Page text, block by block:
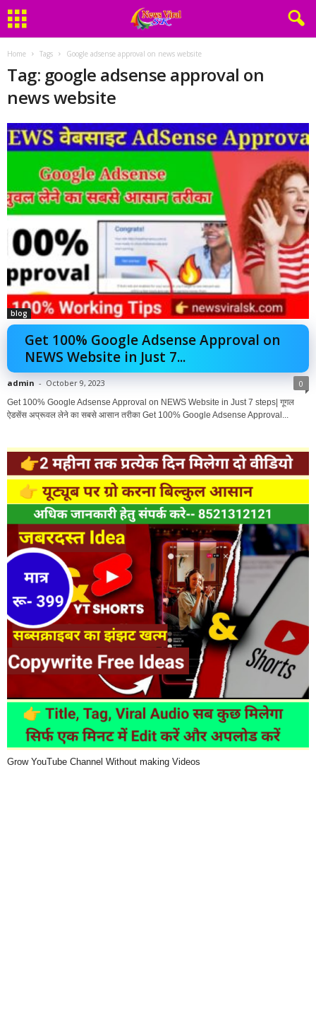
Home Tags Google adsense approval on news website
Tag: google adsense approval on
news website
blog
Get 100% Google Adsense Approval on
NEWS Website in Just 7...
admin - October 9, 2023 0
Get 100% Google Adsense Approval on NEWS Website in Just 7 steps| गूगल
ऐडसेंस अप्रूवल लेने का सबसे आसान तरीका Get 100% Google Adsense Approval...
Grow YouTube Channel Without making Videos